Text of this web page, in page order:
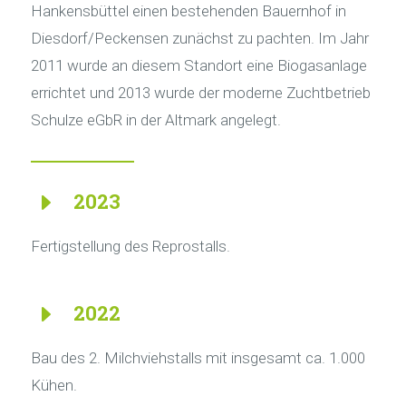
Hankensbüttel einen bestehenden Bauernhof in
Diesdorf/Peckensen zunächst zu pachten. Im Jahr
2011 wurde an diesem Standort eine Biogasanlage
errichtet und 2013 wurde der moderne Zuchtbetrieb
Schulze eGbR in der Altmark angelegt.
E 2023
Fertigstellung des Reprostalls.
E 2022
Bau des 2. Milchviehstalls mit insgesamt ca. 1.000
Kühen.